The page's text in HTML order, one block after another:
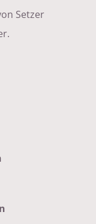
Setzer